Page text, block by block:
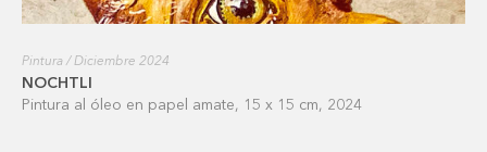
Pintura / Diciembre 2024
NOCHTLI
Pintura al óleo en papel amate, 15 x 15 cm, 2024